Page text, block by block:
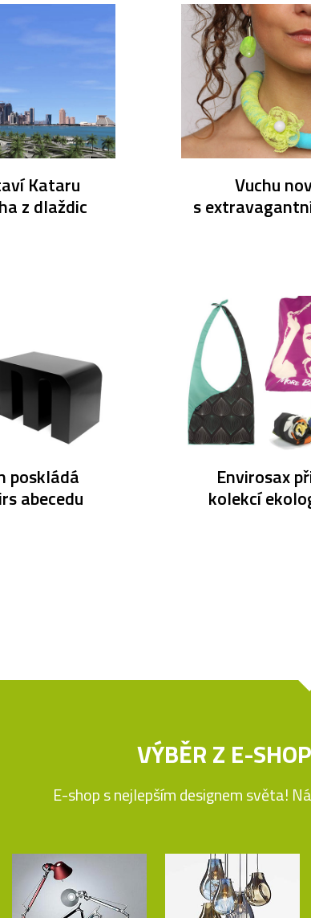
Kataru
z dlaždic
Vuchu
s
poskládá
abecedu
Envirosax
kolekcí
VÝBĚR Z E-
E-shop s nejlepším designem světa!